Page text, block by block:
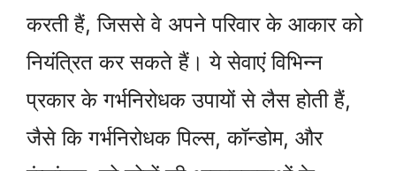
करती हैं, जिससे वे अपने परिवार के आकार को
नियंत्रित कर सकते हैं। ये सेवाएं विभिन्न
प्रकार के गर्भनिरोधक उपायों से लैस होती हैं,
जैसे कि गर्भनिरोधक पिल्स, कॉन्डोम, और